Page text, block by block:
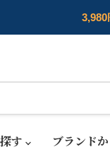
す ブランド